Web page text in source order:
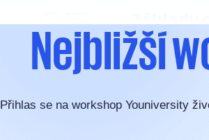
07
Základy
a
Nejbližší
Přihlas se na workshop Youniversity